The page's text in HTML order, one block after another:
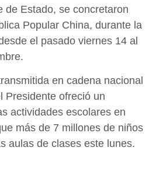
de Estado, se concretaron
Popular China, durante la
el pasado viernes 14 al
en cadena nacional
Presidente ofreció un
actividades escolares en
más de 7 millones de niños
aulas de clases este lunes.